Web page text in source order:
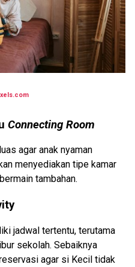
Connecting Room
agar anak nyaman
menyediakan tipe kamar
tambahan.
jadwal tertentu, terutama
sekolah. Sebaiknya
agar si Kecil tidak